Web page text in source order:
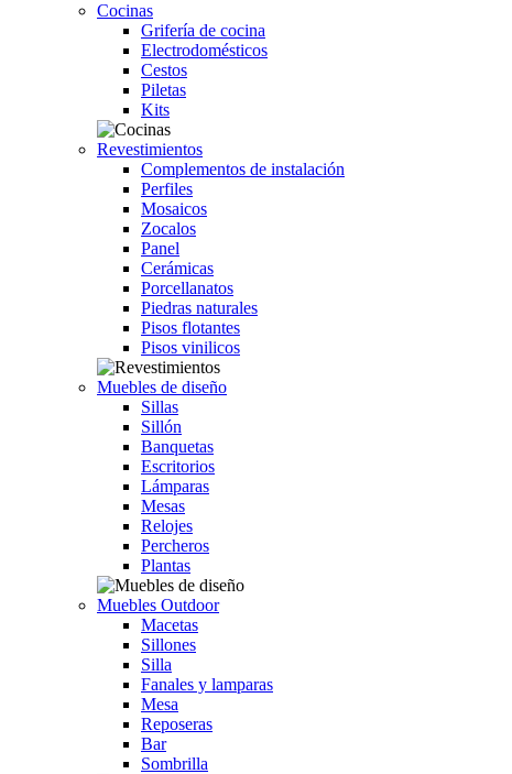
Cocinas
Grifería de cocina
Electrodomésticos
Cestos
Piletas
Kits
Revestimientos
Complementos de instalación
Perfiles
Mosaicos
Zocalos
Panel
Cerámicas
Porcellanatos
Piedras naturales
Pisos flotantes
Pisos vinilicos
Muebles de diseño
Sillas
Sillón
Banquetas
Escritorios
Lámparas
Mesas
Relojes
Percheros
Plantas
Muebles Outdoor
Macetas
Sillones
Silla
Fanales y lamparas
Mesa
Reposeras
Bar
Sombrilla